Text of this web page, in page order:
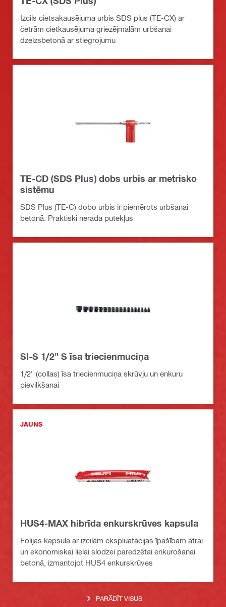
Izcils cietsakausējuma urbis SDS plus (TE-CX) ar
četrām cietkausējuma griezējmalām urbšanai
dzelzsbetonā ar stiegrojumu
TE-CD (SDS Plus) dobs urbis ar metrisko
sistēmu
SDS Plus (TE-C) dobo urbis ir piemērots urbšanai
betonā. Praktiski nerada putekļus
SI-S 1/2" S īsa triecienmuciņa
1/2" (collas) īsa triecienmuciņa skrūvju un enkuru
pievilkšanai
JAUNS
HUS4-MAX hibrīda enkurskrūves kapsula
Folijas kapsula ar izcilām ekspluatācijas īpašībām ātrai
un ekonomiskai lielai slodzei paredzētai enkurošanai
betonā, izmantojot HUS4 enkurskrūves
PARĀDĪT VISUS